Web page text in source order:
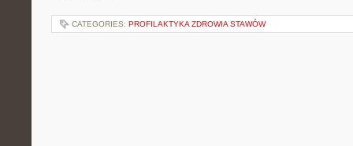
CATEGORIES: PROFILAKTYKA ZDROWIA STAWÓW